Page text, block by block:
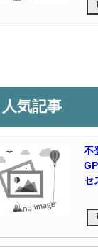
人気記事
不
セ